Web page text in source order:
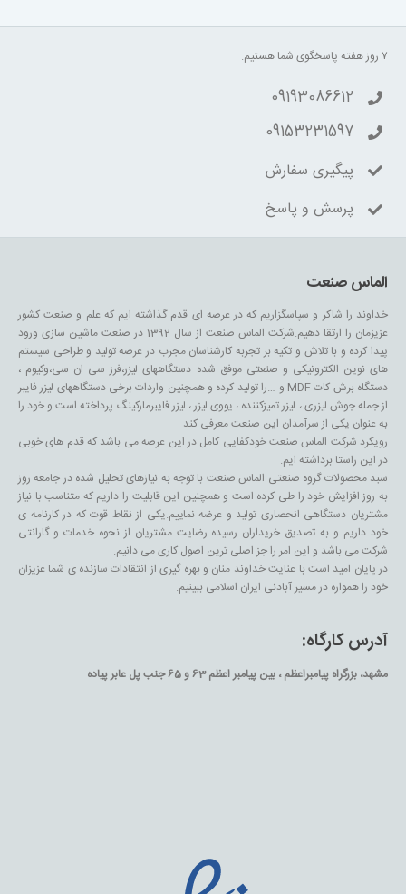
۷ روز هفته پاسخگوی شما هستیم.
09193086612
09153231597
پیگیری سفارش
پرسش و پاسخ
الماس صنعت
خداوند را شاکر و سپاسگزاریم که در عرصه ای قدم گذاشته ایم که علم و صنعت کشور
عزیزمان را ارتقا دهیم.شرکت الماس صنعت از سال 1392 در صنعت ماشین سازی ورود
پیدا کرده و با تلاش و تکیه بر تجربه کارشناسان مجرب در عرصه تولید و طراحی سیستم
های نوین الکترونیکی و صنعتی موفق شده دستگاههای لیزر،فرز سی ان سی،وکیوم ،
دستگاه برش کات MDF و …را تولید کرده و همچنین واردات برخی دستگاههای لیزر فایبر
از جمله جوش لیزری ، لیزر تمیزکننده ، یووی لیزر ، لیزر فایبرمارکینگ پرداخته است و خود را
به عنوان یکی از سرآمدان این صنعت معرفی کند.
رویکرد شرکت الماس صنعت خودکفایی کامل در این عرصه می باشد که قدم های خوبی
در این راستا برداشته ایم.
سبد محصولات گروه صنعتی الماس صنعت با توجه به نیازهای تحلیل شده در جامعه روز
به روز افزایش خود را طی کرده است و همچنین این قابلیت را داریم که متناسب با نیاز
مشتریان دستگاهی انحصاری تولید و عرضه نماییم.یکی از نقاط قوت که در کارنامه ی
خود داریم و به تصدیق خریداران رسیده رضایت مشتریان از نحوه خدمات و گارانتی
شرکت می باشد و این امر را جز اصلی ترین اصول کاری می دانیم.
در پایان امید است با عنایت خداوند منان و بهره گیری از انتقادات سازنده ی شما عزیزان
خود را همواره در مسیر آبادنی ایران اسلامی ببینیم.
آدرس کارگاه:
مشهد، بزرگراه پیامبراعظم ، بین پیامبر اعظم 63 و 65 جنب پل عابر پیاده